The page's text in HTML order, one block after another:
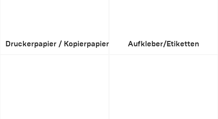
Druckerpapier / Kopierpapier Aufkleber/Etiketten